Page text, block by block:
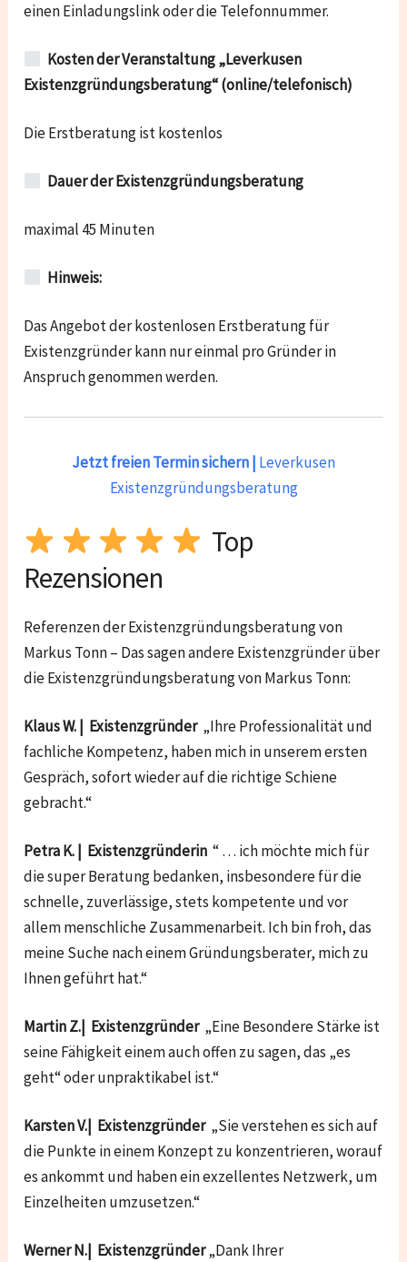
einen Einladungslink oder die Telefonnummer.
Kosten der Veranstaltung „Leverkusen
Existenzgründungsberatung“ (online/telefonisch)
Die Erstberatung ist kostenlos
Dauer der Existenzgründungsberatung
maximal 45 Minuten
Hinweis:
Das Angebot der kostenlosen Erstberatung für
Existenzgründer kann nur einmal pro Gründer in
Anspruch genommen werden.
Jetzt freien Termin sichern | Leverkusen
Existenzgründungsberatung
Top
Rezensionen
Referenzen der Existenzgründungsberatung von
Markus Tonn – Das sagen andere Existenzgründer über
die Existenzgründungsberatung von Markus Tonn:
Klaus W. | Existenzgründer „Ihre Professionalität und
fachliche Kompetenz, haben mich in unserem ersten
Gespräch, sofort wieder auf die richtige Schiene
gebracht.“
Petra K. | Existenzgründerin“ … ich möchte mich für
die super Beratung bedanken, insbesondere für die
schnelle, zuverlässige, stets kompetente und vor
allem menschliche Zusammenarbeit. Ich bin froh, das
meine Suche nach einem Gründungsberater, mich zu
Ihnen geführt hat.“
Martin Z.| Existenzgründer „Eine Besondere Stärke ist
seine Fähigkeit einem auch offen zu sagen, das „es
geht“ oder unpraktikabel ist.“
Karsten V.| Existenzgründer „Sie verstehen es sich auf
die Punkte in einem Konzept zu konzentrieren, worauf
es ankommt und haben ein exzellentes Netzwerk, um
Einzelheiten umzusetzen.“
Werner N.| Existenzgründer„Dank Ihrer